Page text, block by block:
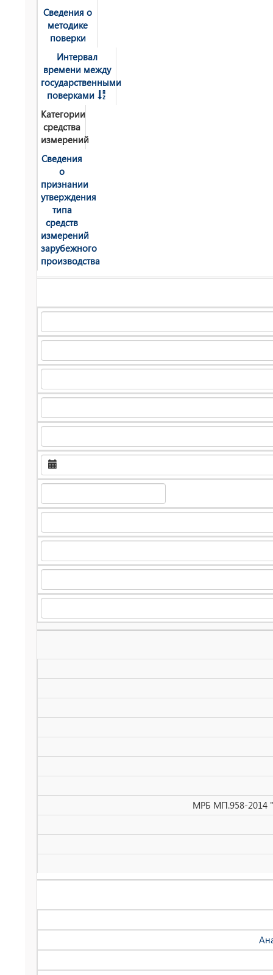
Сведения о
методике
поверки
Интервал
времени между
государственными
поверками
Категории
средства
измерений
Сведения
о
признании
утверждения
типа
средств
измерений
зарубежного
производства
МРБ МП.958-2014